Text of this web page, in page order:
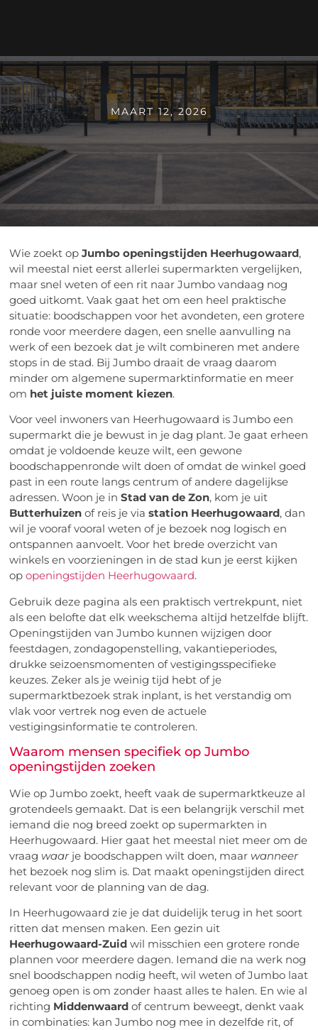
MAART 12, 2026
Wie zoekt opJumbo openingstijden Heerhugowaard,
wil meestal niet eerst allerlei supermarkten vergelijken,
maar snel weten of een rit naar Jumbo vandaag nog
goed uitkomt. Vaak gaat het om een heel praktische
situatie: boodschappen voor het avondeten, een grotere
ronde voor meerdere dagen, een snelle aanvulling na
werk of een bezoek dat je wilt combineren met andere
stops in de stad. Bij Jumbo draait de vraag daarom
minder om algemene supermarktinformatie en meer
om het juiste moment kiezen.
Voor veel inwoners van Heerhugowaard is Jumbo een
supermarkt die je bewust in je dag plant. Je gaat erheen
omdat je voldoende keuze wilt, een gewone
boodschappenronde wilt doen of omdat de winkel goed
past in een route langs centrum of andere dagelijkse
adressen. Woon je inStad van de Zon, kom je uit
Butterhuizen of reis je viastation Heerhugowaard, dan
wil je vooraf vooral weten of je bezoek nog logisch en
ontspannen aanvoelt. Voor het brede overzicht van
winkels en voorzieningen in de stad kun je eerst kijken
opopeningstijden Heerhugowaard.
Gebruik deze pagina als een praktisch vertrekpunt, niet
als een belofte dat elk weekschema altijd hetzelfde blijft.
Openingstijden van Jumbo kunnen wijzigen door
feestdagen, zondagopenstelling, vakantieperiodes,
drukke seizoensmomenten of vestigingsspecifieke
keuzes. Zeker als je weinig tijd hebt of je
supermarktbezoek strak inplant, is het verstandig om
vlak voor vertrek nog even de actuele
vestigingsinformatie te controleren.
Waarom mensen specifiek op Jumbo
openingstijden zoeken
Wie op Jumbo zoekt, heeft vaak de supermarktkeuze al
grotendeels gemaakt. Dat is een belangrijk verschil met
iemand die nog breed zoekt op supermarkten in
Heerhugowaard. Hier gaat het meestal niet meer om de
vraag waarje boodschappen wilt doen, maar wanneer
het bezoek nog slim is. Dat maakt openingstijden direct
relevant voor de planning van de dag.
In Heerhugowaard zie je dat duidelijk terug in het soort
ritten dat mensen maken. Een gezin uit
Heerhugowaard-Zuid wil misschien een grotere ronde
plannen voor meerdere dagen. Iemand die na werk nog
snel boodschappen nodig heeft, wil weten of Jumbo laat
genoeg open is om zonder haast alles te halen. En wie al
richting Middenwaard of centrum beweegt, denkt vaak
in combinaties: kan Jumbo nog mee in dezelfde rit, of